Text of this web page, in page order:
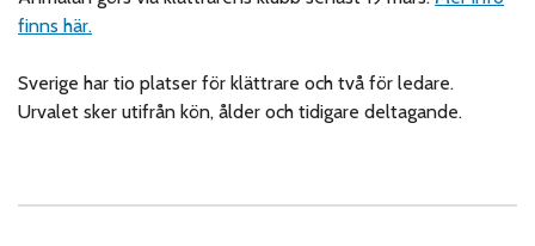
finns här.
Sverige har tio platser för klättrare och två för ledare.
Urvalet sker utifrån kön, ålder och tidigare deltagande.